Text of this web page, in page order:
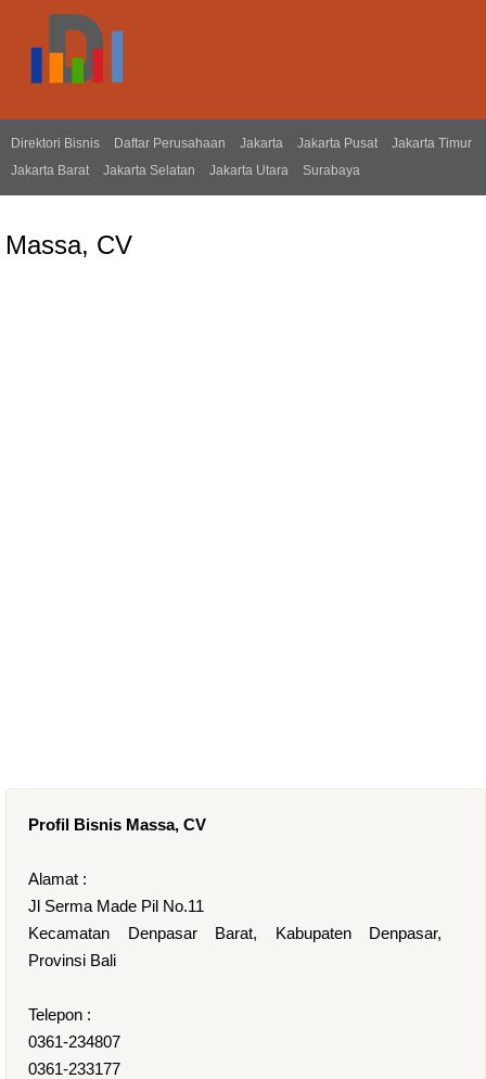
Direktori Bisnis Daftar Perusahaan Jakarta Jakarta Pusat
Jakarta Timur
Jakarta Barat
Jakarta Selatan Jakarta Utara Surabaya
Massa, CV
Profil Bisnis Massa, CV
Alamat :
Jl Serma Made Pil No.11
Kecamatan Denpasar Barat, Kabupaten Denpasar,
Provinsi Bali
Telepon :
0361-234807
0361-233177